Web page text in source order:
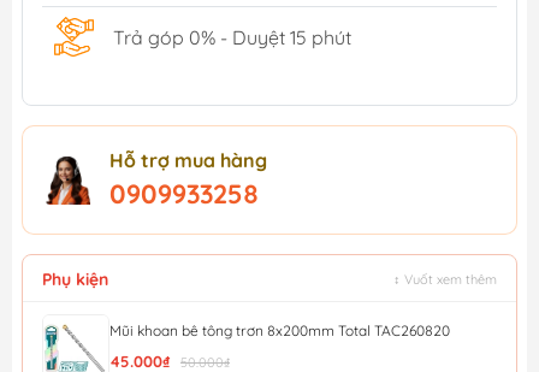
Trả góp 0% - Duyệt 15 phút
Hỗ trợ mua hàng
0909933258
Phụ kiện ↕ Vuốt xem thêm
Mũi khoan bê tông trơn 8x200mm Total TAC260820
45.000₫ 50.000₫